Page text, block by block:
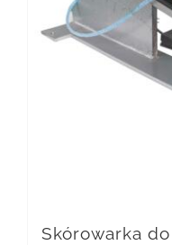
Skórowarka